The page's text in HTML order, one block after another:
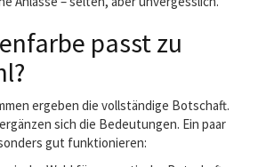
passt zu
ergeben die vollständige Botschaft.
sich die Bedeutungen. Ein paar
gut funktionieren: